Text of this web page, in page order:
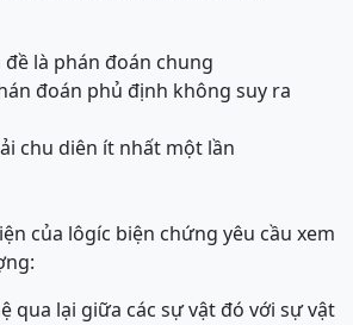
là phán đoán chung
đoán phủ định không suy ra
chu diên ít nhất một lần
của lôgíc biện chứng yêu cầu xem
qua lại giữa các sự vật đó với sự vật